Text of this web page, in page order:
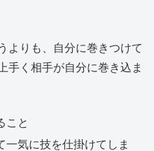
よりも、自分に巻きつけて
手く相手が自分に巻き込ま
こと
一気に技を仕掛けてしま